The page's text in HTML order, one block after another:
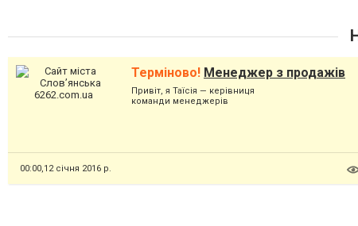
Терміново! Менеджер з продажів
Привіт, я Таїсія — керівниця
команди менеджерів
00:00,12 січня 2016 р.